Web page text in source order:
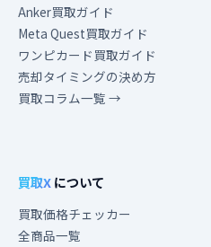
Anker買取ガイド
Meta Quest買取ガイド
ワンピカード買取ガイド
売却タイミングの決め方
買取コラム一覧 →
買取Xについて
買取価格チェッカー
全商品一覧